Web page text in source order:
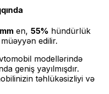
mm en, 55% hündürlük
edilir.
modellərində
geniş yayılmışdır.
təhlükəsizliyi və